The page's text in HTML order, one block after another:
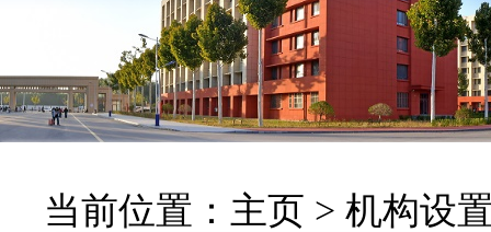
当前位置： 主页 > 机构设